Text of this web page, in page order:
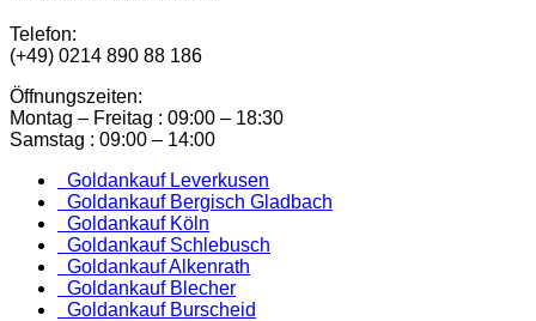
Telefon:
(+49) 0214 890 88 186
Öffnungszeiten:
Montag – Freitag : 09:00 – 18:30
Samstag : 09:00 – 14:00
Goldankauf Leverkusen
Goldankauf Bergisch Gladbach
Goldankauf Köln
Goldankauf Schlebusch
Goldankauf Alkenrath
Goldankauf Blecher
Goldankauf Burscheid